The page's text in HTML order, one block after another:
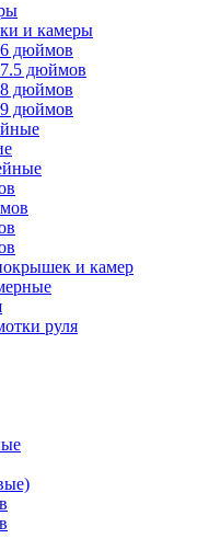
и камеры
дюймов
дюймов
дюймов
дюймов
и камер
руля